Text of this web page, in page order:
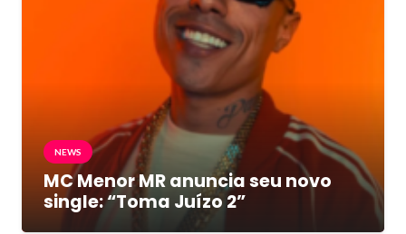
NEWS
MC Menor MR anuncia seu novo
single: “Toma Juízo 2”